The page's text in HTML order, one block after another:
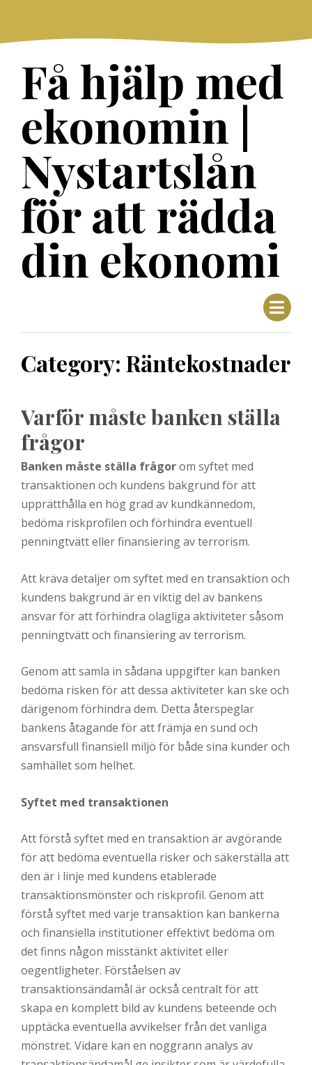
content
Få hjälp med
ekonomin |
Nystartslån
för att rädda
din ekonomi
Category: Räntekostnader
Varför måste banken ställa
frågor
Banken måste ställa frågorom syftet med
transaktionen och kundens bakgrund för att
upprätthålla en hög grad av kundkännedom,
bedöma riskprofilen och förhindra eventuell
penningtvätt eller finansiering av terrorism.
Att kräva detaljer om syftet med en transaktion och
kundens bakgrund är en viktig del av bankens
ansvar för att förhindra olagliga aktiviteter såsom
penningtvätt och finansiering av terrorism.
Genom att samla in sådana uppgifter kan banken
bedöma risken för att dessa aktiviteter kan ske och
därigenom förhindra dem. Detta återspeglar
bankens åtagande för att främja en sund och
ansvarsfull finansiell miljö för både sina kunder och
samhället som helhet.
Syftet med transaktionen
Att förstå syftet med en transaktion är avgörande
för att bedöma eventuella risker och säkerställa att
den är i linje med kundens etablerade
transaktionsmönster och riskprofil. Genom att
förstå syftet med varje transaktion kan bankerna
och finansiella institutioner effektivt bedöma om
det finns någon misstänkt aktivitet eller
oegentligheter. Förståelsen av
transaktionsändamål är också centralt för att
skapa en komplett bild av kundens beteende och
upptäcka eventuella avvikelser från det vanliga
mönstret. Vidare kan en noggrann analys av